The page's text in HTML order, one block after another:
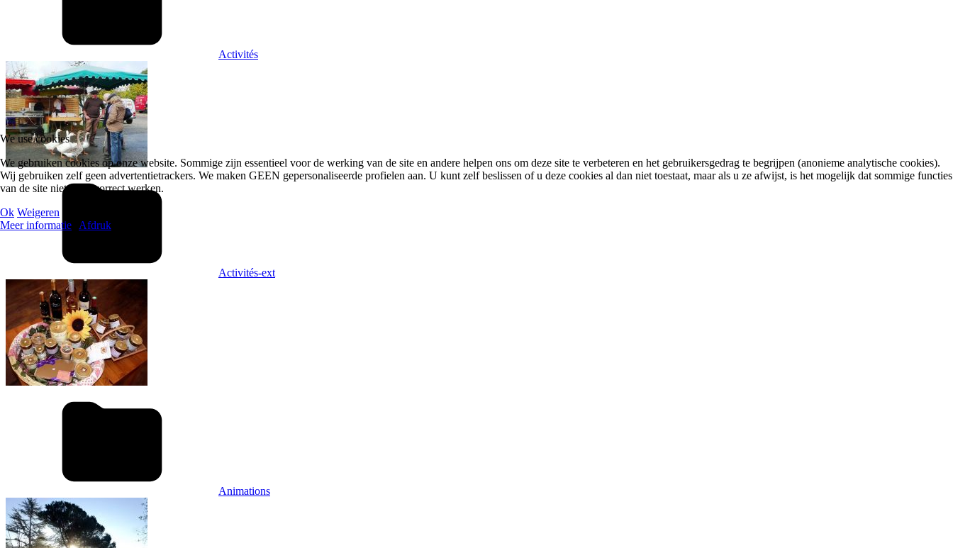
Activités
Activités-ext
Animations
We use cookies
We gebruiken cookies op onze website. Sommige zijn essentieel voor de werking van de site en andere helpen ons om deze site te verbeteren en het gebruikersgedrag te begrijpen (anonieme analytische cookies).
Wij gebruiken zelf geen advertentietrackers. We maken GEEN gepersonaliseerde profielen aan. U kunt zelf beslissen of u deze cookies al dan niet toestaat, maar als u ze afwijst, is het mogelijk dat sommige functies
van de site niet meer correct werken.
Ok Weigeren
Meer informatie
Afdruk